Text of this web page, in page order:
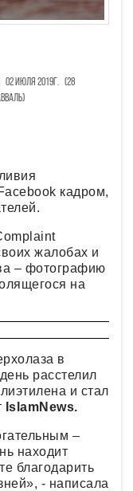
02 Июля 2019г. (28
кадром,
жалобах и
– фотографию
на
в
расстелил
и стал
IslamNews.
–
находит
благодарить
- написала